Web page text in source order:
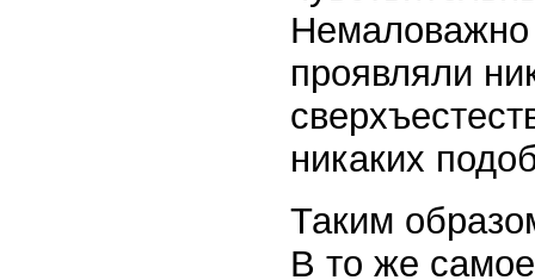
Немаловажно
проявляли
никаких
Таким
В то же